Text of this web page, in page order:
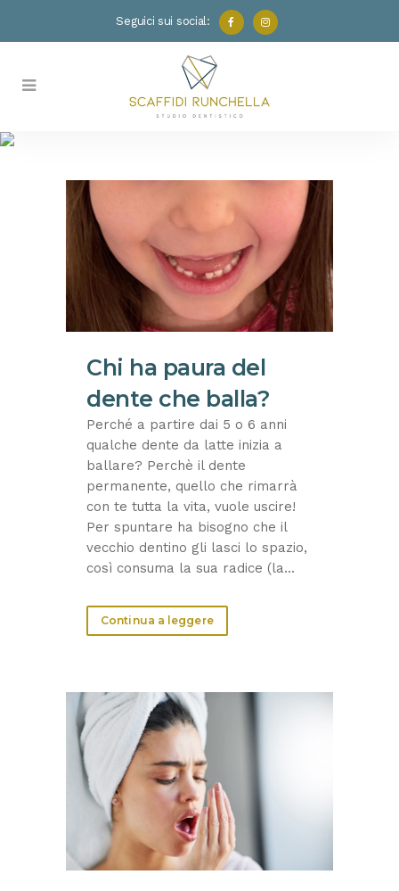
Seguici sui social:
Chi ha paura del
dente che balla?
Perché a partire dai 5 o 6 anni
qualche dente da latte inizia a
ballare? Perchè il dente
permanente, quello che rimarrà
con te tutta la vita, vuole uscire!
Per spuntare ha bisogno che il
vecchio dentino gli lasci lo spazio,
così consuma la sua radice (la...
Continua a leggere